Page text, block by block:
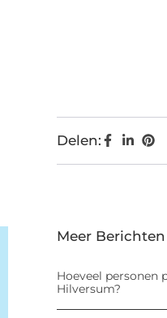
Delen:
Meer Berichten
Hoeveel personen
Hilversum?